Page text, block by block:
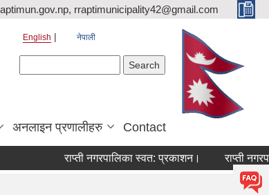
rraptimunicipality42@gmail.com
English नेपाली
अनलाइन प्रणालीहरु Contact
राप्ती नगरपालिका स्वत: प्रकाशन। राप्ती